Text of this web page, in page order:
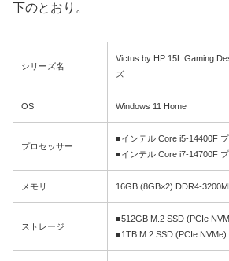
下のとおり。
シリーズ名
Victus by HP 15L Gaming
ズ
OS Windows 11 Home
プロセッサー
■インテル Core i5-14400F
■インテル Core i7-14700F
メモリ 16GB (8GB×2) DDR4-
ストレージ
■512GB M.2 SSD (PCIe
■1TB M.2 SSD (PCIe NVMe)